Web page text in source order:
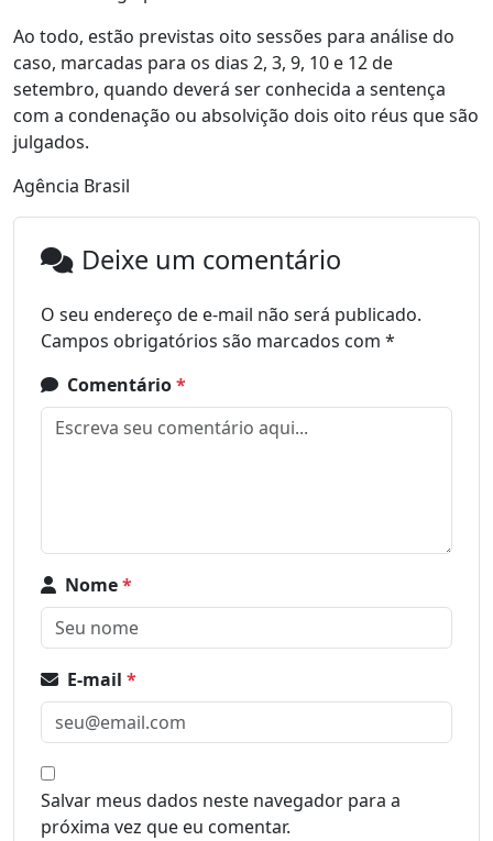
Ao todo, estão previstas oito sessões para análise do
caso, marcadas para os dias 2, 3, 9, 10 e 12 de
setembro, quando deverá ser conhecida a sentença
com a condenação ou absolvição dois oito réus que são
julgados.
Agência Brasil
Deixe um comentário
O seu endereço de e-mail não será publicado.
Campos obrigatórios são marcados com *
Comentário*
Nome*
E-mail *
Salvar meus dados neste navegador para a
próxima vez que eu comentar.